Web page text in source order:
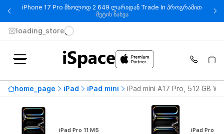
iPhone 17 Pro მხოლოდ 2 649 ლარიდან Trade In პროგრამით
მეტის ნახვა- iPhone 17 Pro მხოლოდ 2 649
loading_store
home_page iPad iPad mini iPad mini A17 Pro, 512 GB
iPad Pro 11 M5 iPad Pro 13